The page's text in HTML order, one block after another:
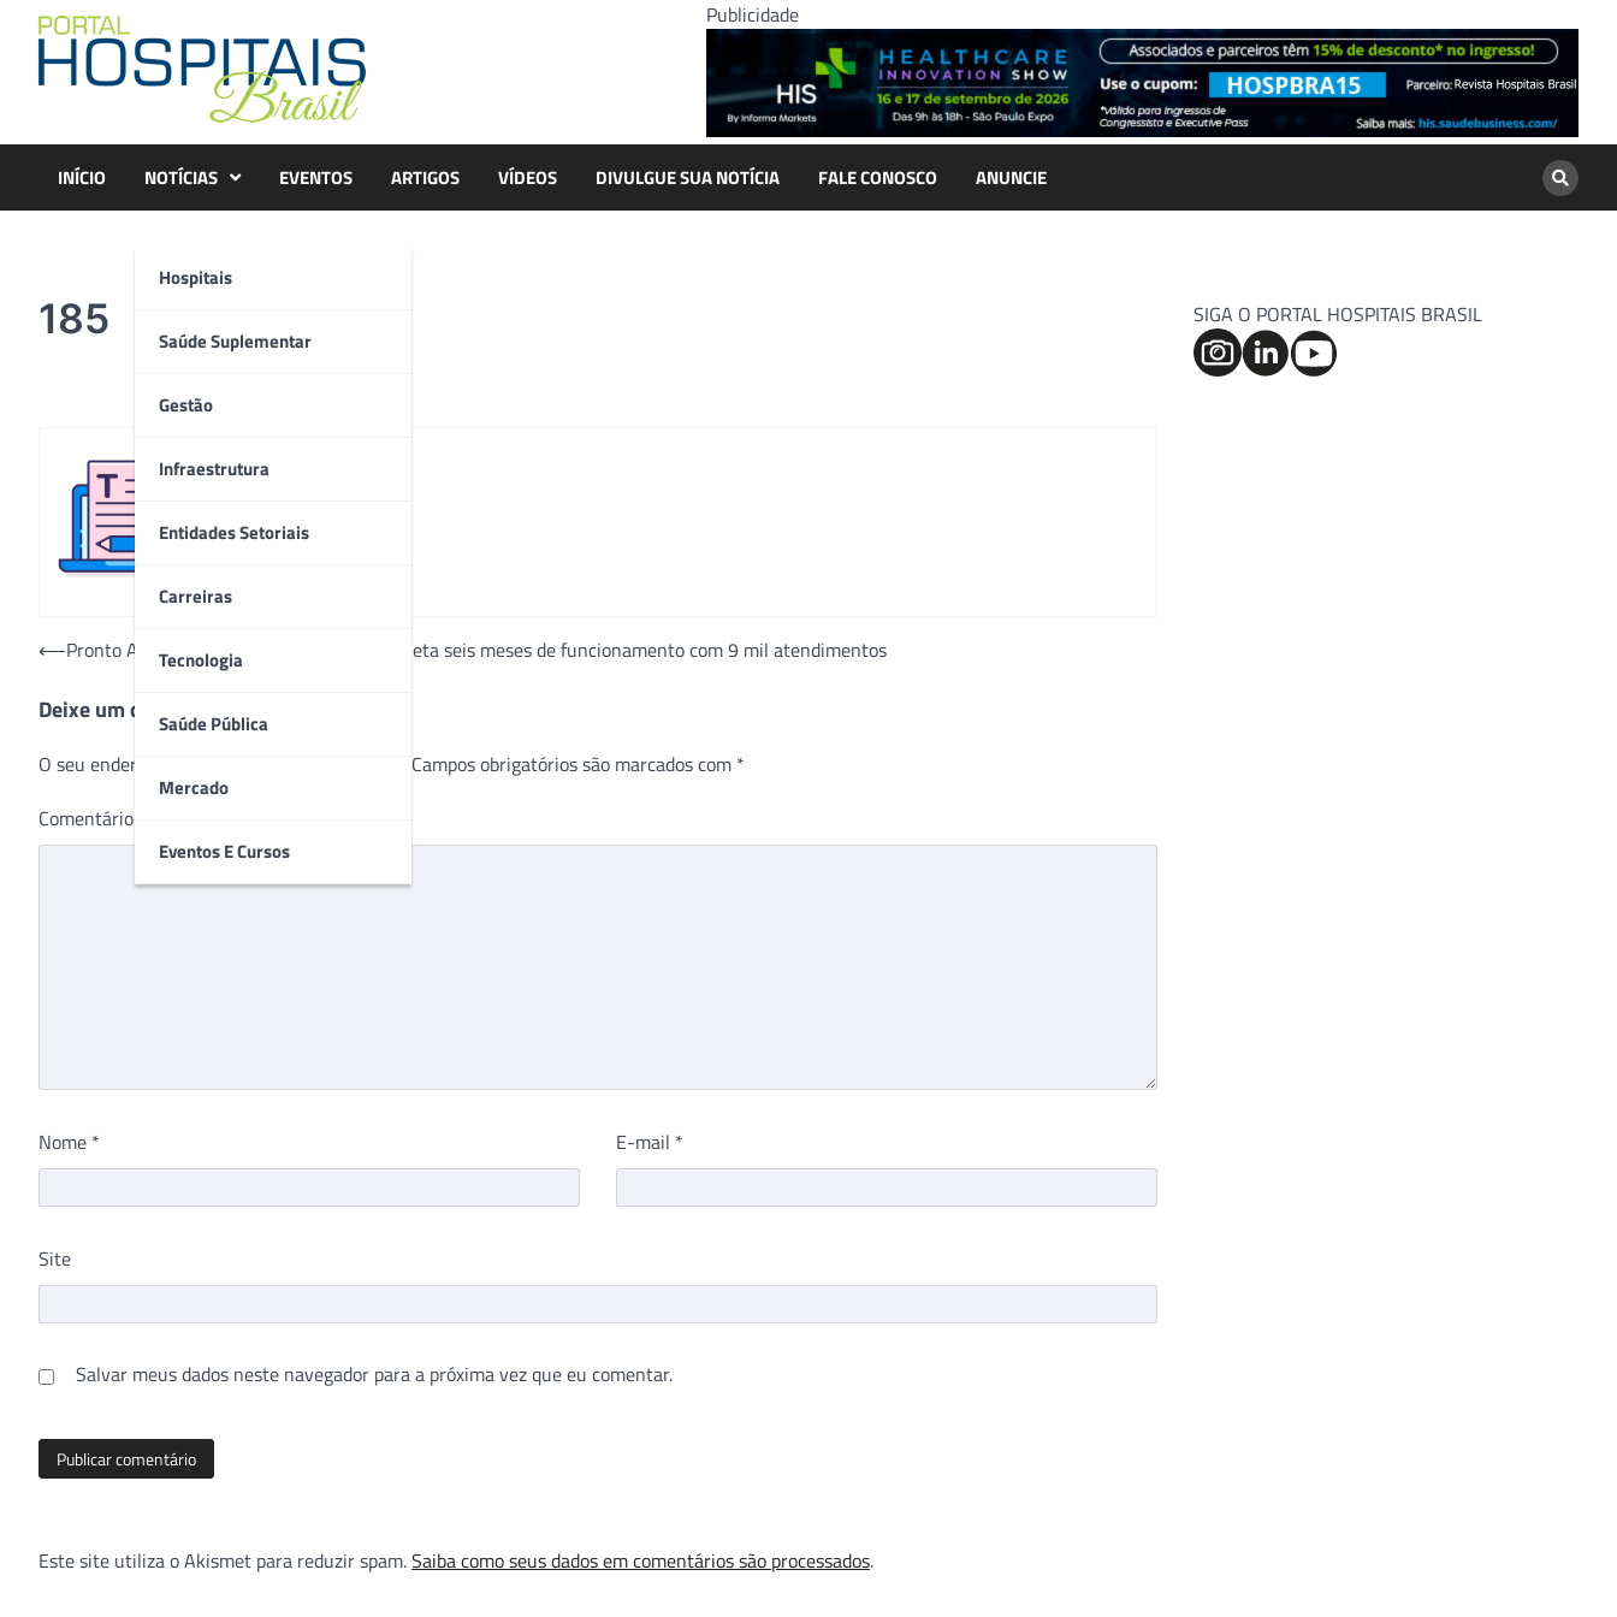
content
Publicidade
INÍCIO NOTÍCIAS
Hospitais
Saúde Suplementar
Gestão
Infraestrutura
Entidades Setoriais
Carreiras
Tecnologia
Saúde Pública
Mercado
Eventos E Cursos
EVENTOS ARTIGOS VÍDEOS DIVULGUE SUA NOTÍCIA FALE CONOSCO ANUNCIE
185
Navegação
Post
⟵Pronto Atendimento da Unimed-Rio completa seis meses de funcionamento com 9 mil atendimentos
Deixe um comentário
O seu endereço de e-mail não será publicado. Campos obrigatórios são marcados com *
Comentário
Nome * E-mail *
Site
Salvar meus dados neste navegador para a próxima vez que eu comentar.
Este site utiliza o Akismet para reduzir spam.Saiba como seus dados em comentários são processados.
SIGA O PORTAL HOSPITAIS BRASIL